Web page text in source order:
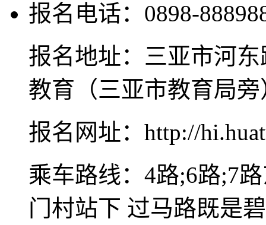
报名电话：0898-
报名地址：三亚市河
教育（三亚市教育局旁
报名网址：http://
乘车路线：4路;6路;7
门村站下 过马路既是